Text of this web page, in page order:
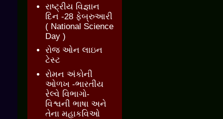
રાષ્ટ્રીય વિજ્ઞાન
દિન -28 ફેબ્રુઆરી
( National Science
Day )
રોજ ઓન લાઇન
ટેસ્ટ
રોમન અંકોની
ઓળખ -ભારતીય
રેલ્વે વિભાગો-
વિશ્વની ભાષા અને
તેના મહાકવિઓ